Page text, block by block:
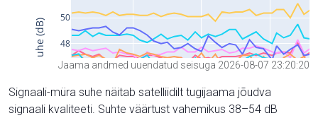
Jaama andmed uuendatud seisuga 2026-08-07 23:20:20
Signaali-müra suhe näitab satelliidilt tugijaama jõudva
signaali kvaliteeti. Suhte väärtust vahemikus 38–54 dB